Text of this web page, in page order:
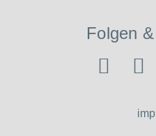
Folgen